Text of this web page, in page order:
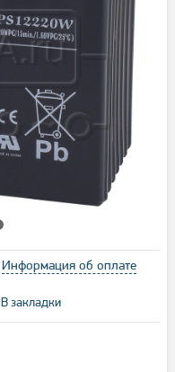
Информация об оплате
В закладки